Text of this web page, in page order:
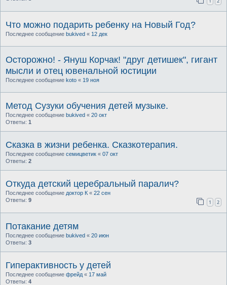
Что можно подарить ребенку на Новый Год?
Последнее сообщение bukived « 12 дек
Осторожно! - Януш Корчак! "друг детишек", гигант
мысли и отец ювенальной юстиции
Последнее сообщение koto « 19 ноя
Метод Сузуки обучения детей музыке.
Последнее сообщение bukived « 20 окт
Ответы: 1
Сказка в жизни ребенка. Сказкотерапия.
Последнее сообщение семицветик « 07 окт
Ответы: 2
Откуда детский церебральный паралич?
Последнее сообщение доктор К « 22 сен
Ответы: 9 1 2
Потакание детям
Последнее сообщение bukived « 20 июн
Ответы: 3
Гиперактивность у детей
Последнее сообщение фрейд « 17 май
Ответы: 4